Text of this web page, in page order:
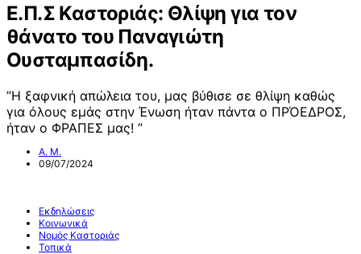
Ε.Π.Σ Καστοριάς: Θλίψη για τον
θάνατο του Παναγιώτη
Ουσταμπασίδη.
”Η ξαφνική απώλεια του, μας βύθισε σε θλίψη καθώς
για όλους εμάς στην Ένωση ήταν πάντα ο ΠΡΌΕΔΡΟΣ,
ήταν ο ΦΡΑΠEΣ μας! ”
Α. Μ.
09/07/2024
Εκδηλώσεις
Κοινωνικά
Νομός Καστοριάς
Τοπικά